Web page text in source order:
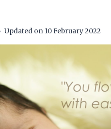
Updated on 10 February 2022